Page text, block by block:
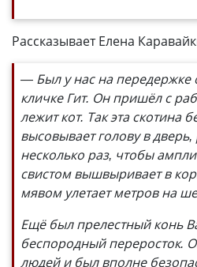
Рассказывает Елена
— Был у нас на передержке
кличке Гит. Он пришёл с
лежит кот. Так эта скотина
высовывает голову в дверь,
несколько раз, чтобы
свистом вышвыривает в
мявом улетает метров на
Ещё был прелестный конь
беспородный переросток.
людей и был вполне